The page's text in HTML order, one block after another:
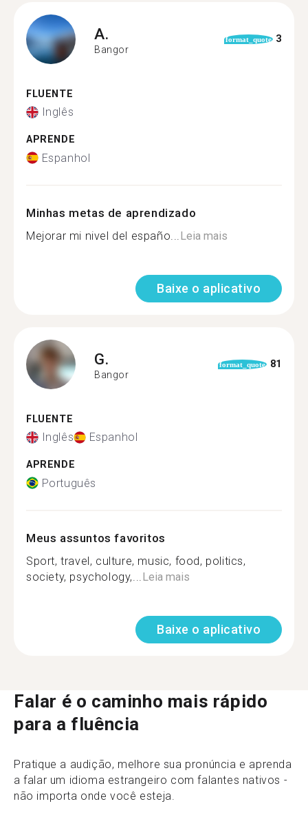
A.
Bangor
format_quote 3
FLUENTE
Inglês
APRENDE
Espanhol
Minhas metas de aprendizado
Mejorar mi nivel del españo... Leia mais
Baixe o aplicativo
G.
Bangor
format_quote 81
FLUENTE
Inglês Espanhol
APRENDE
Português
Meus assuntos favoritos
Sport, travel, culture, music, food, politics,
society, psychology,... Leia mais
Baixe o aplicativo
Falar é o caminho mais rápido
para a fluência
Pratique a audição, melhore sua pronúncia e aprenda
a falar um idioma estrangeiro com falantes nativos -
não importa onde você esteja.